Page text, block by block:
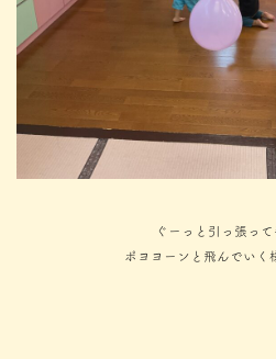
ぐーっと引っ張って
ポヨヨーンと飛んでいく